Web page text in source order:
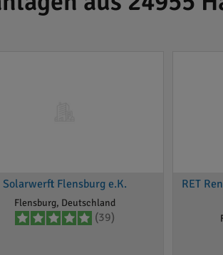
Solarwerft Flensburg e.K.
Flensburg, Deutschland
(39)
RET